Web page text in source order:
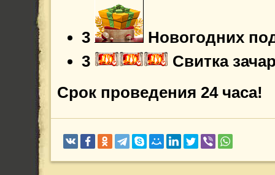
3
Новогодних
3
Свитка
Срок проведения 24 часа!